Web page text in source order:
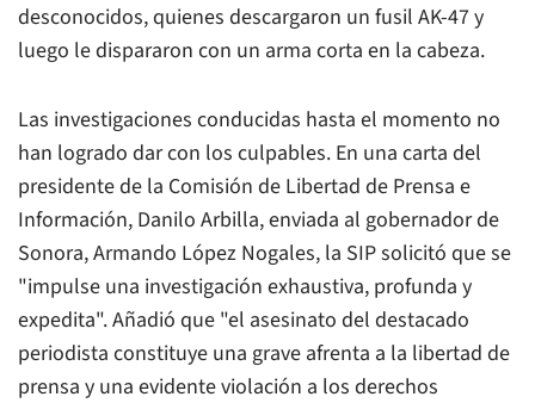
desconocidos, quienes descargaron un fusil AK-47 y
luego le dispararon con un arma corta en la cabeza.
Las investigaciones conducidas hasta el momento no
han logrado dar con los culpables. En una carta del
presidente de la Comisión de Libertad de Prensa e
Información, Danilo Arbilla, enviada al gobernador de
Sonora, Armando López Nogales, la SIP solicitó que se
"impulse una investigación exhaustiva, profunda y
expedita". Añadió que "el asesinato del destacado
periodista constituye una grave afrenta a la libertad de
prensa y una evidente violación a los derechos